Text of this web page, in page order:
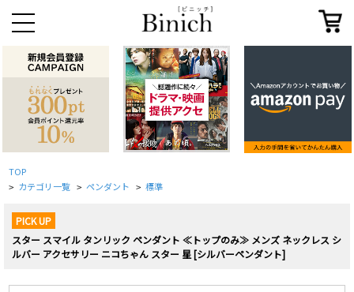
TOP
> カテゴリ一覧 > ペンダント > 標準
PICK UP
スター スマイル タンリック ペンダント ≪トップのみ≫ メンズ ネックレス シ
ルバー アクセサリー ニコちゃん スター 星 [シルバーペンダント]